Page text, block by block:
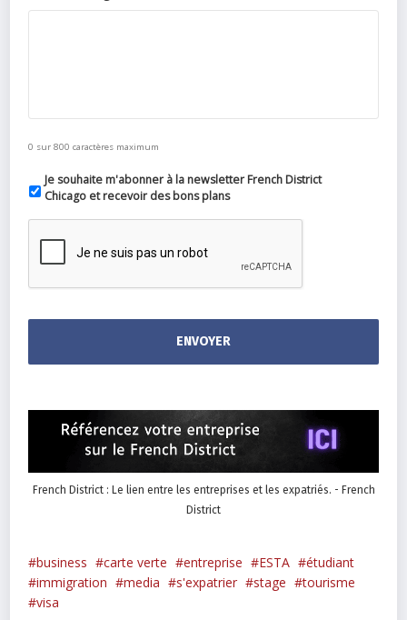
0 sur 800 caractères maximum
Je souhaite m'abonner à la newsletter French District
Chicago et recevoir des bons plans
French District : Le lien entre les entreprises et les expatriés. - French
District
business carte verte entreprise ESTA
étudiant
immigration
media s'expatrier stage
tourisme
visa